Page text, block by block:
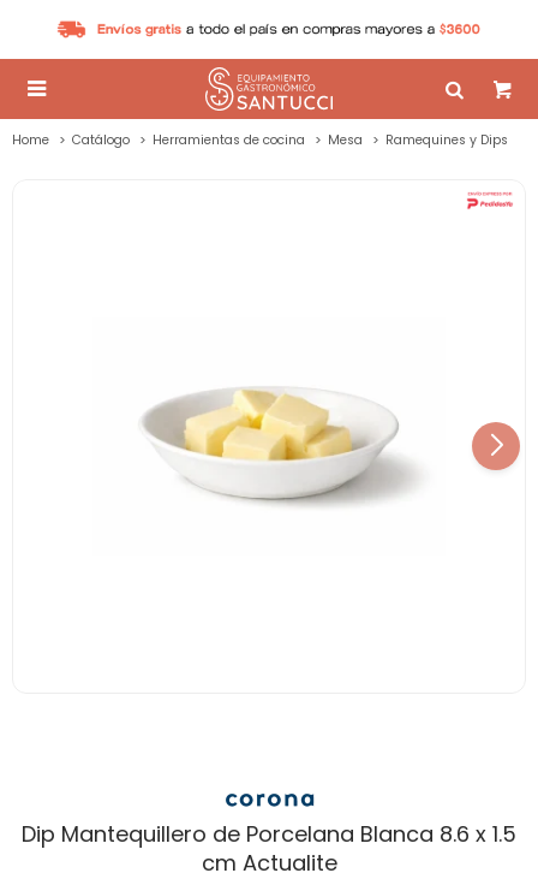

Home Catálogo Herramientas de cocina Mesa Ramequines y Dips
Dip Mantequillero de Porcelana Blanca 8.6 x 1.5
cm Actualite